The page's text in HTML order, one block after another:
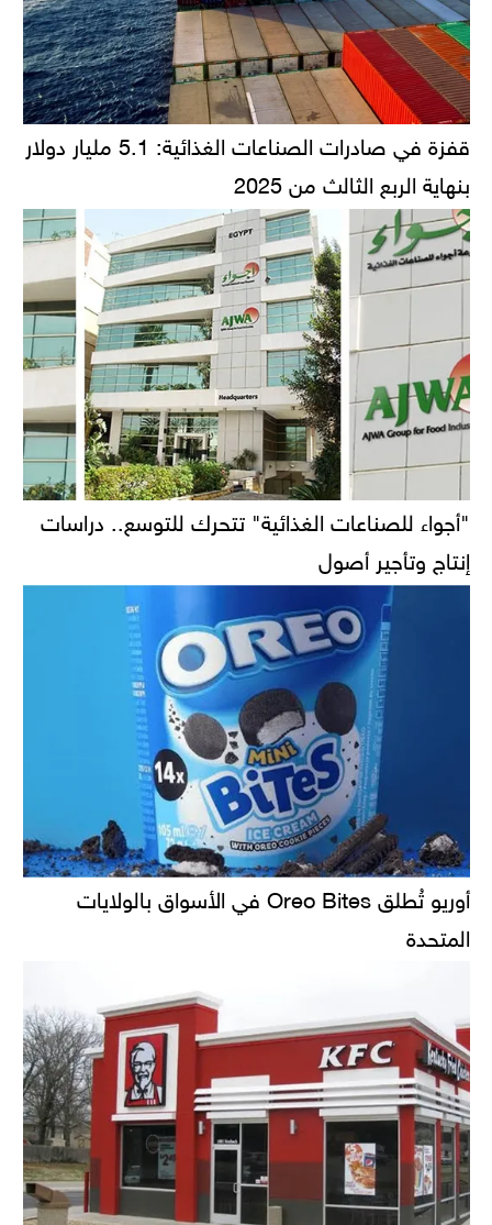
قفزة في صادرات الصناعات الغذائية: 5.1 مليار دولار
بنهاية الربع الثالث من 2025
"أجواء للصناعات الغذائية" تتحرك للتوسع.. دراسات
إنتاج وتأجير أصول
أوريو تُطلق Oreo Bites في الأسواق بالولايات
المتحدة